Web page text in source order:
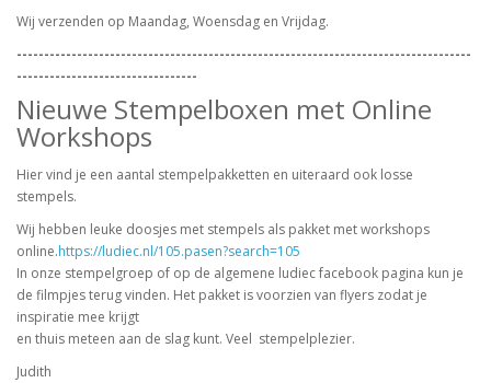
Wij verzenden op Maandag, Woensdag en Vrijdag.
-----------------------------------------------------------------------------------
---------------------------------
Nieuwe Stempelboxen met Online
Workshops
Hier vind je een aantal stempelpakketten en uiteraard ook losse
stempels.
Wij hebben leuke doosjes met stempels als pakket met workshops
online.https://ludiec.nl/105.pasen?search=105
In onze stempelgroep of op de algemene ludiec facebook pagina kun je
de filmpjes terug vinden. Het pakket is voorzien van flyers zodat je
inspiratie mee krijgt
en thuis meteen aan de slag kunt. Veel stempelplezier.
Judith